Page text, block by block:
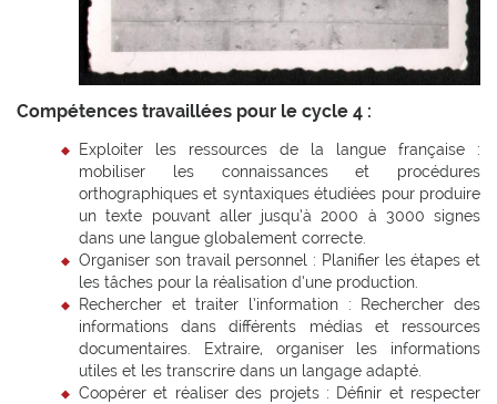
Compétences travaillées pour le cycle 4 :
Exploiter les ressources de la langue française :
mobiliser les connaissances et procédures
orthographiques et syntaxiques étudiées pour produire
un texte pouvant aller jusqu’à 2000 à 3000 signes
dans une langue globalement correcte.
Organiser son travail personnel : Planifier les étapes et
les tâches pour la réalisation d’une production.
Rechercher et traiter l’information : Rechercher des
informations dans différents médias et ressources
documentaires. Extraire, organiser les informations
utiles et les transcrire dans un langage adapté.
Coopérer et réaliser des projets : Définir et respecter